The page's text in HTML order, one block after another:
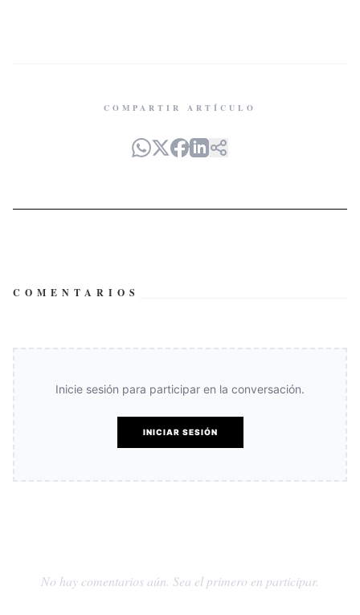
COMPARTIR ARTÍCULO
COMENTARIOS
Inicie sesión para participar en la conversación.
INICIAR SESIÓN
No hay comentarios aún. Sea el primero en participar.